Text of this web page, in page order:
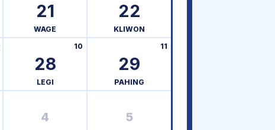
21
WAGE
22
KLIWON
28
10
LEGI
29
11
PAHING
4 5